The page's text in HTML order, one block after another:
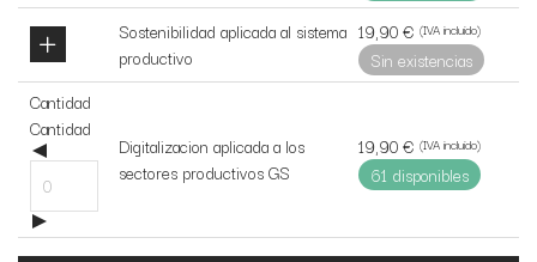
of
this
Sostenibilidad aplicada al sistema
productivo
19,90€ (IVA incluido)
Sin existencias
Cantidad
Cantidad
Digitalizacion aplicada a los
sectores productivos GS
19,90€ (IVA incluido)
61 disponibles